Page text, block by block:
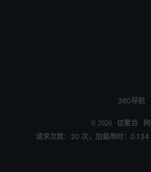
360导航
© 2026 信聚合
请求次数：20 次，加载用时：